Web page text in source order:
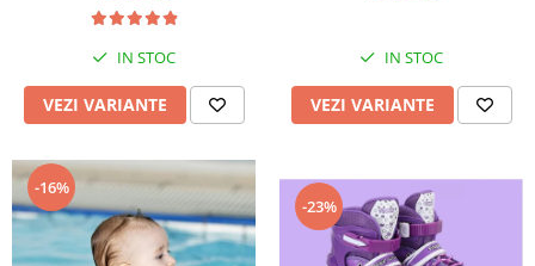
IN STOC
VEZI VARIANTE
IN STOC
VEZI VARIANTE
-16%
-23%